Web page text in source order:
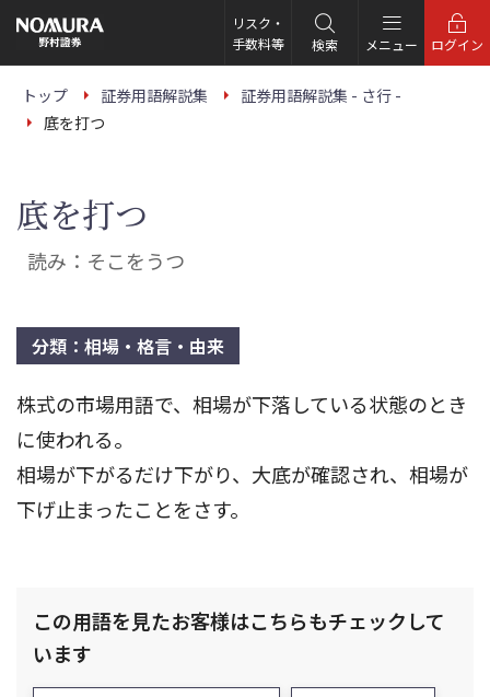
の
ー
リスク・
手数料等
検索 メニュー ログイン
トップ 証券用語解説集
証券用語解説集 - さ行 -
底を打つ
底を打つ
読み：そこをうつ
分類：相場・格言・由来
株式の市場用語で、相場が下落している状態のとき
に使われる。
相場が下がるだけ下がり、大底が確認され、相場が
下げ止まったことをさす。
この用語を見たお客様はこちらもチェックして
います